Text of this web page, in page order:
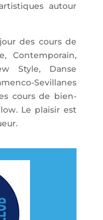
autour
des cours de
Contemporain,
Style, Danse
Sevillanes
cours de bien-
Le plaisir est